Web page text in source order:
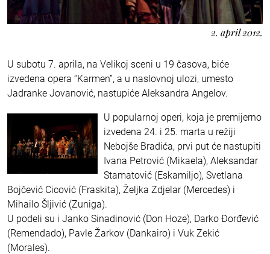
2. april 2012.
U subotu 7. aprila, na Velikoj sceni u 19 časova, biće
izvedena opera “Karmen”, a u naslovnoj ulozi, umesto
Jadranke Jovanović, nastupiće Aleksandra Angelov.
U popularnoj operi, koja je premijerno
izvedena 24. i 25. marta u režiji
Nebojše Bradića, prvi put će nastupiti
Ivana Petrović (Mikaela), Aleksandar
Stamatović (Eskamiljo), Svetlana
Bojčević Cicović (Fraskita), Željka Zdjelar (Mercedes) i
Mihailo Šljivić (Zuniga).
U podeli su i Janko Sinadinović (Don Hoze), Darko Đorđević
(Remendado), Pavle Žarkov (Dankairo) i Vuk Zekić
(Morales).